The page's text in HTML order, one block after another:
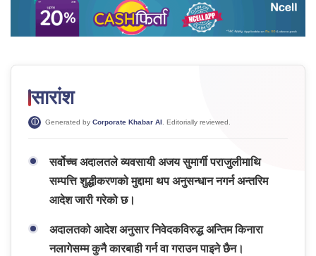
सारांश
Generated by Corporate Khabar AI. Editorially reviewed.
सर्वोच्च अदालतले व्यवसायी अजय सुमार्गी पराजुलीमाथि
सम्पत्ति शुद्धीकरणको मुद्दामा थप अनुसन्धान नगर्न अन्तरिम
आदेश जारी गरेको छ।
अदालतको आदेश अनुसार निवेदकविरुद्ध अन्तिम किनारा
नलागेसम्म कुनै कारबाही गर्न वा गराउन पाइने छैन।